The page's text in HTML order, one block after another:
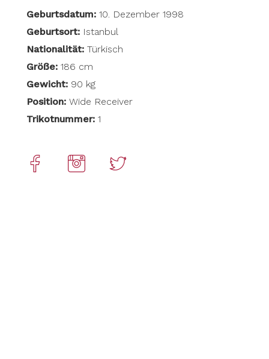
Geburtsdatum:10. Dezember 1998
Geburtsort:Istanbul
Nationalität:Türkisch
Größe:186 cm
Gewicht:90 kg
Position:Wide Receiver
Trikotnummer:1